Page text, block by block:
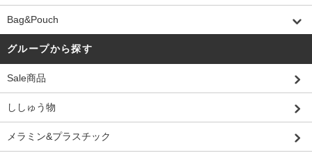
Bag&Pouch
グループから探す
Sale商品
ししゅう物
メラミン&プラスチック